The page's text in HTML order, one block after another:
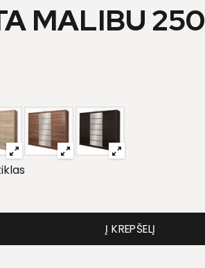
MALIBU 250
Spinta Malibu 250
Į KREPŠELĮ